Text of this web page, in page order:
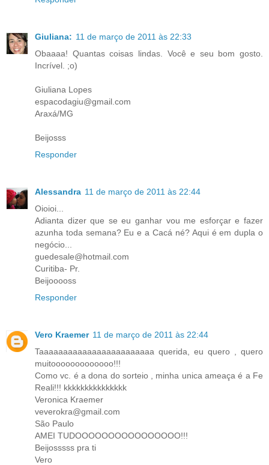
Giuliana: 11 de março de 2011 às 22:33
Obaaaa! Quantas coisas lindas. Você e seu bom gosto.
Incrível. ;o)
Giuliana Lopes
espacodagiu@gmail.com
Araxá/MG
Beijosss
Responder
Alessandra 11 de março de 2011 às 22:44
Oioioi...
Adianta dizer que se eu ganhar vou me esforçar e fazer
azunha toda semana? Eu e a Cacá né? Aqui é em dupla o
negócio...
guedesale@hotmail.com
Curitiba- Pr.
Beijooooss
Responder
Vero Kraemer 11 de março de 2011 às 22:44
Taaaaaaaaaaaaaaaaaaaaaaaa querida, eu quero , quero
muitooooooooooooo!!!
Como vc. é a dona do sorteio , minha unica ameaça é a Fe
Reali!!! kkkkkkkkkkkkkkk
Veronica Kraemer
veverokra@gmail.com
São Paulo
AMEI TUDOOOOOOOOOOOOOOOO!!!
Beijosssss pra ti
Vero